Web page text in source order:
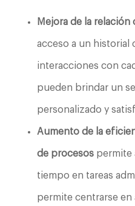
Mejora de la relación
acceso a un historial
interacciones con
pueden brindar un
personalizado y
Aumento de la
de procesospermite
tiempo en tareas
permite centrarse en